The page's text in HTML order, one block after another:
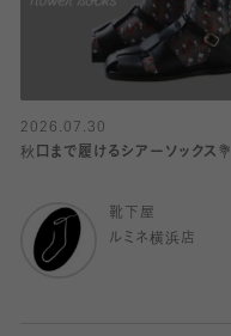
2026.07.30
秋口まで履けるシアーソックス💐
靴下屋
ルミネ横浜店